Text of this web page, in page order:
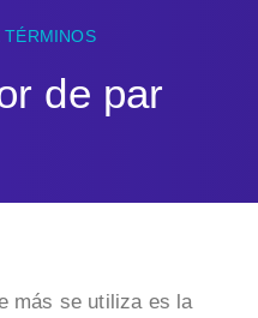
TÉRMINOS
de par
más se utiliza es la